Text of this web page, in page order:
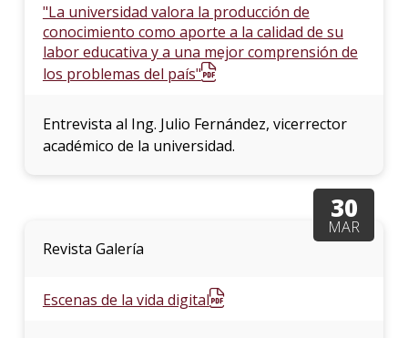
"La universidad valora la producción de
conocimiento como aporte a la calidad de su
labor educativa y a una mejor comprensión de
los problemas del país"
Entrevista al Ing. Julio Fernández, vicerrector
académico de la universidad.
30
MAR
Revista Galería
Escenas de la vida digital